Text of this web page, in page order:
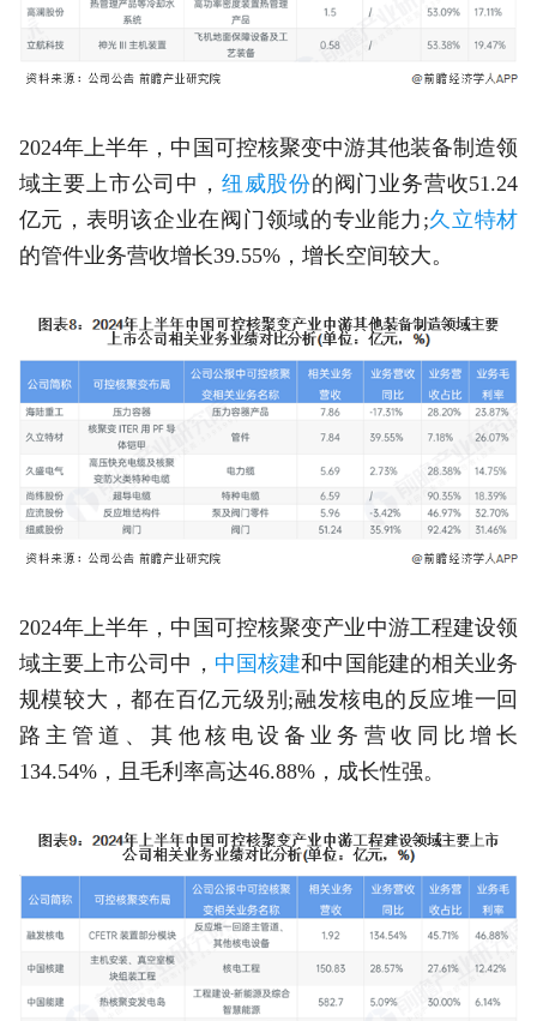
2024年上半年，中国可控核聚变中游其他装备制造领
域主要上市公司中， 纽威股份的阀门业务营收51.24
亿元，表明该企业在阀门领域的专业能力;久立特材
的管件业务营收增长39.55%，增长空间较大。
2024年上半年，中国可控核聚变产业中游工程建设领
域主要上市公司中， 中国核建和中国能建的相关业务
规模较大，都在百亿元级别;融发核电的反应堆一回
路主管道、其他核电设备业务营收同比增长
134.54%，且毛利率高达46.88%，成长性强。